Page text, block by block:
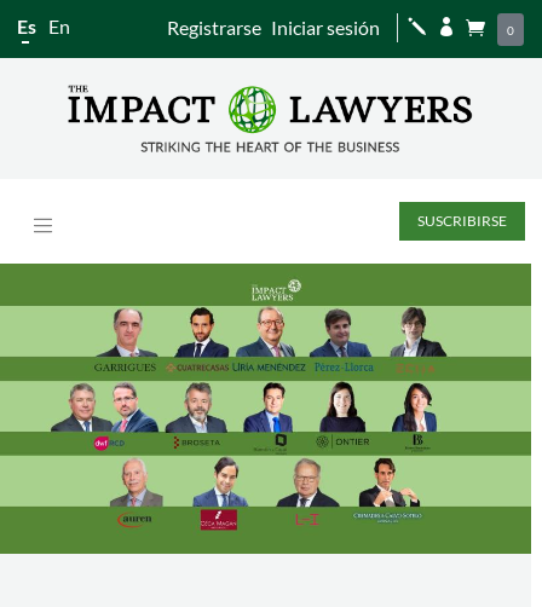
Es En Registrarse Iniciar sesión j   0
SUSCRIBIRSE